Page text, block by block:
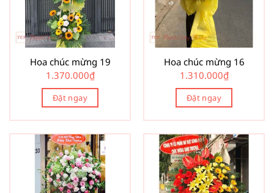
Hoa chúc mừng 19
1.370.000₫
Đặt ngay
Hoa chúc mừng 16
1.310.000₫
Đặt ngay